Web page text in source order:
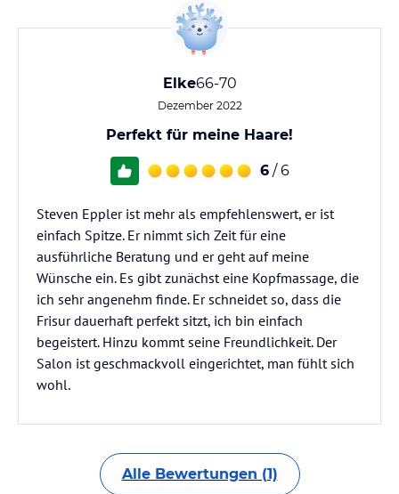
Elke66-70
Dezember 2022
Perfekt für meine Haare!
6 / 6
Steven Eppler ist mehr als empfehlenswert, er ist
einfach Spitze. Er nimmt sich Zeit für eine
ausführliche Beratung und er geht auf meine
Wünsche ein. Es gibt zunächst eine Kopfmassage, die
ich sehr angenehm finde. Er schneidet so, dass die
Frisur dauerhaft perfekt sitzt, ich bin einfach
begeistert. Hinzu kommt seine Freundlichkeit. Der
Salon ist geschmackvoll eingerichtet, man fühlt sich
wohl.
Alle Bewertungen (1)